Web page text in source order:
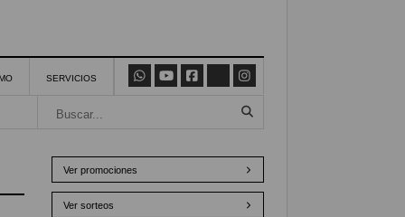
SERVICIOS
Ver promociones
Ver sorteos